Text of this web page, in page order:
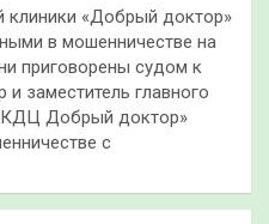
клиники «Добрый доктор»
в мошенничестве на
приговорены судом к
заместитель главного
Добрый доктор»
с